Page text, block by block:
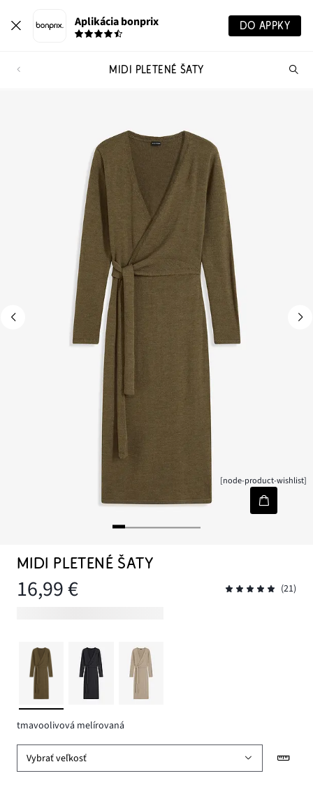
Aplikácia bonprix DO APPKY
MIDI PLETENÉ ŠATY
[node-product-wishlist]
MIDI PLETENÉ ŠATY
16,99 € (21)
tmavoolivová melírovaná
Vybrať veľkosť